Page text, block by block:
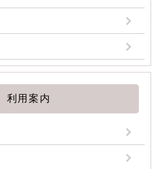
利用案内